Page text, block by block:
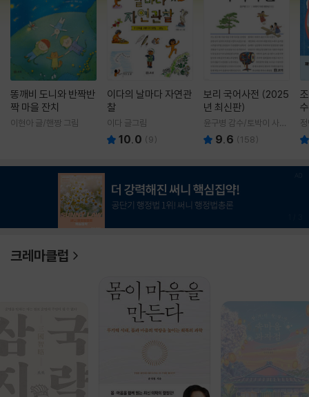
똥깨비 도니와 반짝반
짝 마을 잔치
이현아 글/핸짱 그림
이다의 날마다 자연관
찰
이다 글그림
10.0 (9)
보리 국어사전 (2025
년 최신판)
윤구병 감수/토박이 사전
편찬실 편
9.6 (158)
크레마클럽